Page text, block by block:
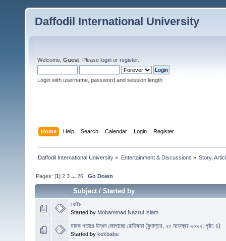
Daffodil International University
Welcome, Guest . Please login or register.
Login with username, password and session length
Home Help Search Calendar Login Register
Daffodil International University » Entertainment & Discussions » Story,
Pages: [1]2 3 ...26 Go Down
Subject/Started by
বোষ্টম
Started by Mohammad Nazrul Islam
মাদক পাচারে ইন্ধন জোগাচ্ছে রোহিঙ্গারা (যুগান্তর, ২০ নভেম্বর ২০২২; পৃষ্ঠা: ৪)
Started by kekbabu